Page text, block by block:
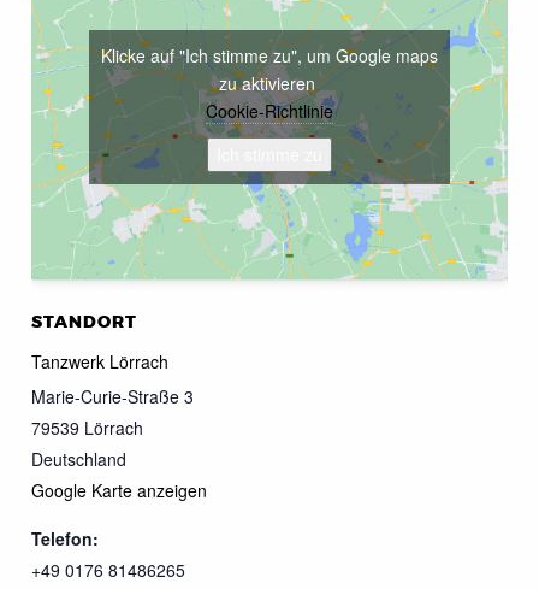
STANDORT
Tanzwerk Lörrach
Marie-Curie-Straße 3
79539 Lörrach
Deutschland
Google Karte anzeigen
Telefon:
+49 0176 81486265
Klicke auf "Ich stimme zu", um Google maps
zu aktivieren
Cookie-Richtlinie